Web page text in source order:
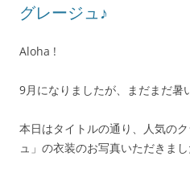
グレージュ♪
Aloha !
9月になりましたが、まだまだ暑
本日はタイトルの通り、人気の
ュ」の衣装のお写真いただきま